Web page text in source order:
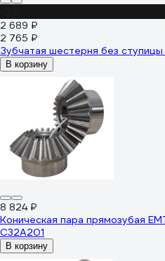
2 689 ₽
2 765 ₽
Зубчатая шестерня без
В корзину
8 824 ₽
Коническая пара прямозубая
C32A201
В корзину